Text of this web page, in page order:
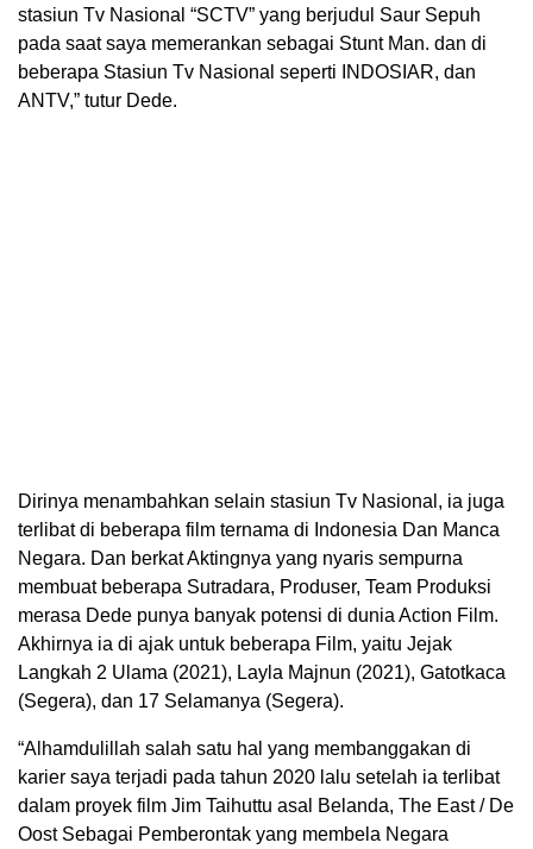
stasiun Tv Nasional “SCTV” yang berjudul Saur Sepuh
pada saat saya memerankan sebagai Stunt Man. dan di
beberapa Stasiun Tv Nasional seperti INDOSIAR, dan
ANTV,” tutur Dede.
Dirinya menambahkan selain stasiun Tv Nasional, ia juga
terlibat di beberapa film ternama di Indonesia Dan Manca
Negara. Dan berkat Aktingnya yang nyaris sempurna
membuat beberapa Sutradara, Produser, Team Produksi
merasa Dede punya banyak potensi di dunia Action Film.
Akhirnya ia di ajak untuk beberapa Film, yaitu Jejak
Langkah 2 Ulama (2021), Layla Majnun (2021), Gatotkaca
(Segera), dan 17 Selamanya (Segera).
“Alhamdulillah salah satu hal yang membanggakan di
karier saya terjadi pada tahun 2020 lalu setelah ia terlibat
dalam proyek film Jim Taihuttu asal Belanda, The East / De
Oost Sebagai Pemberontak yang membela Negara